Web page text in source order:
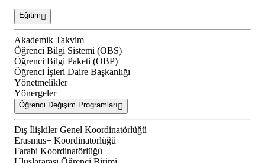
Eğitim
Akademik Takvim
Öğrenci Bilgi Sistemi (OBS)
Öğrenci Bilgi Paketi (OBP)
Öğrenci İşleri Daire Başkanlığı
Yönetmelikler
Yönergeler
Öğrenci Değişim Programları
Dış İlişkiler Genel Koordinatörlüğü
Erasmus+ Koordinatörlüğü
Farabi Koordinatörlüğü